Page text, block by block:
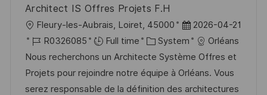
Architect IS Offres Projets F.H
L
o
c
a
t
Fleury-les-Aubrais, Loiret, 45000
P
o
s
t
e
2026-04-21
J
o
b
I
R0326085 Full time
C
a
t
e
System
Orléans
Nous recherchons un Architecte Système Offres et
Projets pour rejoindre notre équipe à Orléans. Vous
serez responsable de la définition des architectures